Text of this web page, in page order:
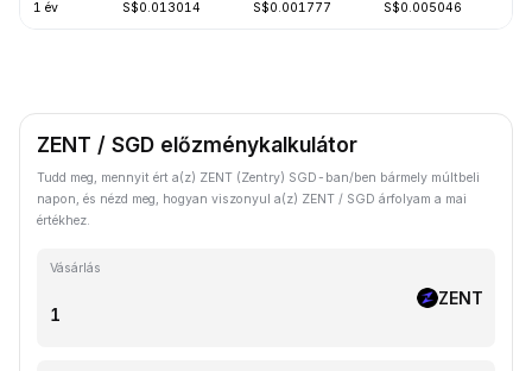
1 év S$0.013014 S$0.001777 S$0.005046
ZENT / SGD előzménykalkulátor
Tudd meg, mennyit ért a(z) ZENT (Zentry) SGD-ban/ben bármely múltbeli
napon, és nézd meg, hogyan viszonyul a(z) ZENT / SGD árfolyam a mai
értékhez.
Vásárlás
ZENT